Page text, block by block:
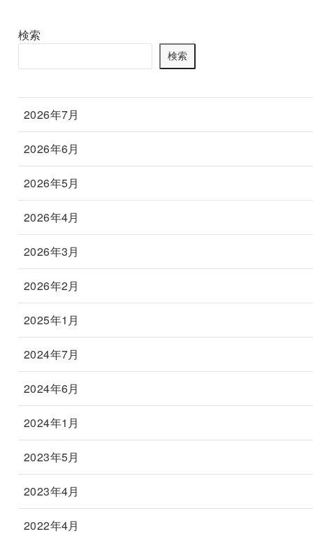
検索
検索
2026年7月
2026年6月
2026年5月
2026年4月
2026年3月
2026年2月
2025年1月
2024年7月
2024年6月
2024年1月
2023年5月
2023年4月
2022年4月